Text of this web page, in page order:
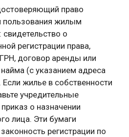
право
пользования жилым
о
регистрации права,
договор аренды или
(с указанием адреса
жилье в собственности
учредительные
о назначении
лица. Эти бумаги
регистрации по